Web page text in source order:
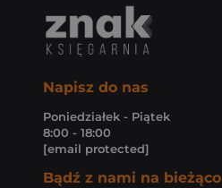
Napisz do nas
Poniedziałek - Piątek
8:00 - 18:00
[email protected]
Bądź z nami na bieżąco